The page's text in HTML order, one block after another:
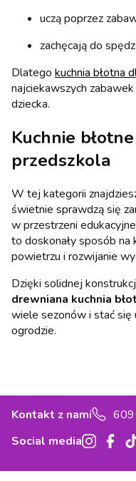
uczą poprzez
zachęcają do
Dlatego kuchnia błotna
najciekawszych
dziecka.
Kuchnie
przedszkola
W tej kategorii
świetnie sprawdzą się
w przestrzeni
to doskonały sposób
powietrzu i rozwijanie
Dzięki solidnej
drewniana kuchnia
wiele sezonów i stać się
ogrodzie.
Kontakt z nami
Social media